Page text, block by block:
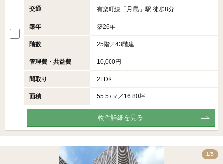
交通 有楽町線「 月島 」駅 徒歩8分
築年 築26年
階数 25階／43階建
管理費・共益費 10,000円
間取り 2LDK
面積 55.57㎡／16.80坪
物件詳細を見る
1/5